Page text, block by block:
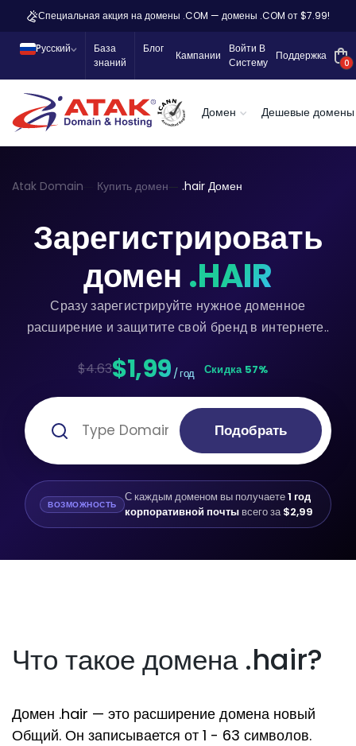
Специальная акция на домены .COM — домены .COM от $7.99!
Pусский
База
знаний
Блог
Кампании
Войти В
Систему
Поддержка
0
Домен Дешевые домены
Atak Domain Купить домен .hair Домен
Зарегистрировать
домен .HAIR
Сразу зарегистрируйте нужное доменное
расширение и защитите свой бренд в интернете..
$4.63$1,99 / год Скидка 57%
Подобрать
ВОЗМОЖНОСТЬ С каждым доменом вы получаете1 год
корпоративной почтывсего за$2,99
Что такое домена .hair?
Домен .hair — это расширение домена новый
Общий. Он записывается от 1 - 63 символов.